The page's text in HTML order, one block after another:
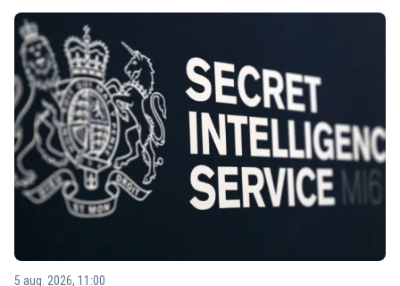
5 aug. 2026, 11:00